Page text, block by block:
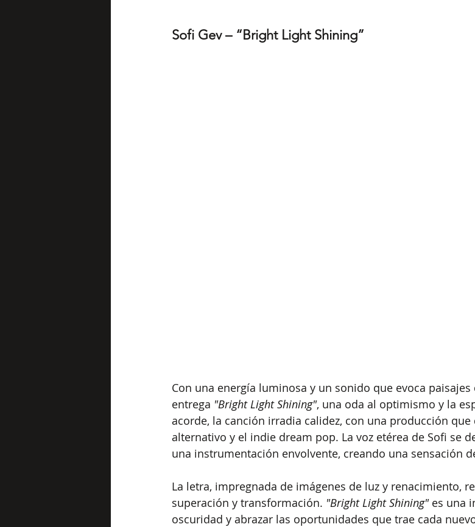
Sofi Gev – “Bright Light Shining”
Con una energía luminosa y un sonido que evoca paisajes
entrega "Bright Light Shining", una oda al optimismo y la
acorde, la canción irradia calidez, con una producción
alternativo y el indie dream pop. La voz etérea de Sofi se
una instrumentación envolvente, creando una sensación
La letra, impregnada de imágenes de luz y renacimiento,
superación y transformación. "Bright Light Shining" es una
oscuridad y abrazar las oportunidades que trae cada